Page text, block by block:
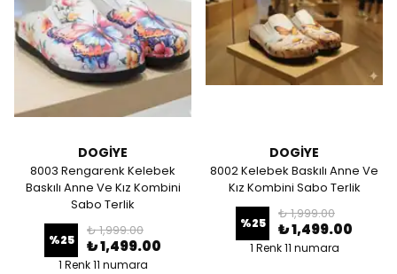
DOGİYE
8003 Rengarenk Kelebek
Baskılı Anne Ve Kız Kombini
Sabo Terlik
%25
₺ 1,999.00
₺ 1,499.00
1 Renk 11 numara
DOGİYE
8002 Kelebek Baskılı Anne Ve
Kız Kombini Sabo Terlik
%25
₺ 1,999.00
₺ 1,499.00
1 Renk 11 numara